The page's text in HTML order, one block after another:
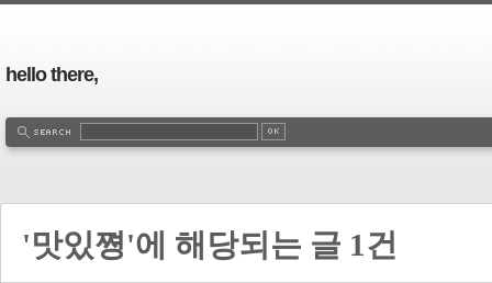
hello there,
'맛있쪙'에 해당되는 글 1건